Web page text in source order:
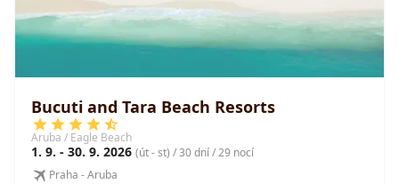
Bucuti and Tara Beach Resorts
Aruba / Eagle Beach
1. 9. - 30. 9. 2026 (út - st) / 30 dní / 29 nocí
Praha - Aruba